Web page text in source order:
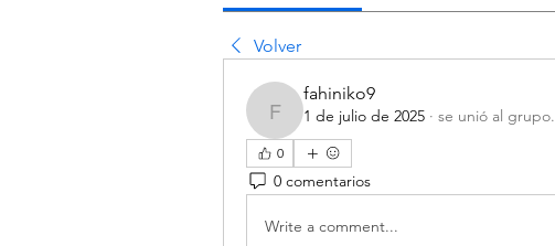
Volver
fahiniko9
fahiniko9
1 de julio de 2025 · se unió al grupo.
0
0 comentarios
Write a comment...